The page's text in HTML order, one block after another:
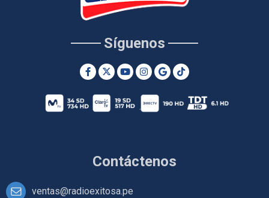
Contáctenos
ventas@radioexitosa.pe
Síguenos